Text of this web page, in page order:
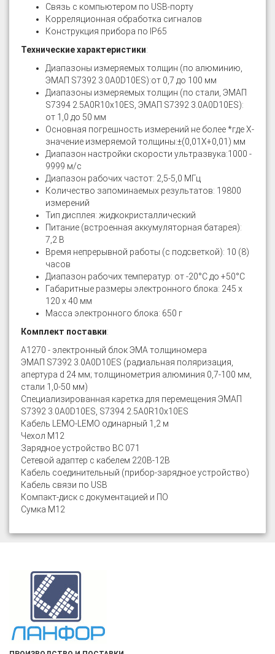
Связь с компьютером по USB-порту
Корреляционная обработка сигналов
Конструкция прибора по IP65
Технические характеристики:
Диапазоны измеряемых толщин (по алюминию,
ЭМАП S7392 3.0A0D10ES):от 0,7 до 100 мм
Диапазоны измеряемых толщин (по стали, ЭМАП
S7394 2.5A0R10x10ES, ЭМАП S7392 3.0A0D10ES):
от 1,0 до 50 мм
Основная погрешность измерений не более *где Х-
значение измеряемой толщины:±(0,01X+0,01) мм
Диапазон настройки скорости ультразвука:1000 -
9999 м/с
Диапазон рабочих частот: 2,5-5,0 МГц
Количество запоминаемых результатов: 19800
измерений
Тип дисплея: жидкокристаллический
Питание (встроенная аккумуляторная батарея):
7,2 В
Время непрерывной работы (с подсветкой): 10 (8)
часов
Диапазон рабочих температур: от -20°С до +50°С
Габаритные размеры электронного блока: 245 х
120 х 40 мм
Масса электронного блока: 650 г
Комплект поставки:
А1270 - электронный блок ЭМА толщиномера
ЭМАП S7392 3.0A0D10ES (радиальная поляризация,
апертура d 24 мм; толщинометрия алюминия 0,7-100 мм,
стали 1,0-50 мм)
Специализированная каретка для перемещения ЭМАП
S7392 3.0A0D10ES, S7394 2.5A0R10x10ES
Кабель LEMO-LEMO одинарный 1,2 м
Чехол М12
Зарядное устройство ВС 071
Сетевой адаптер с кабелем 220B-12B
Кабель соединительный (прибор-зарядное устройство)
Кабель связи по USB
Компакт-диск с документацией и ПО
Сумка М12